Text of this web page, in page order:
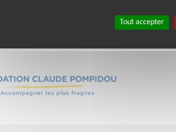
Exclusion & Pauvreté
Tout accepter